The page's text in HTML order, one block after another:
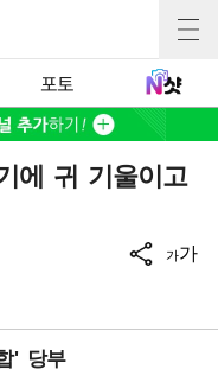
포토
에 귀 기울이고
가가
' 당부